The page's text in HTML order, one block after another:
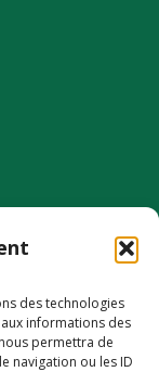
des technologies
informations des
permettra de
navigation ou les ID